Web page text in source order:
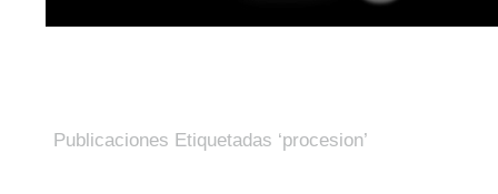
Publicaciones Etiquetadas ‘procesion’